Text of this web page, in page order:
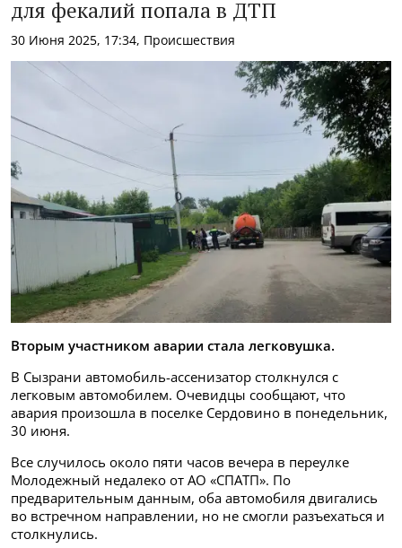
для фекалий попала в ДТП
30 Июня 2025, 17:34, Происшествия
Вторым участником аварии стала легковушка.
В Сызрани автомобиль-ассенизатор столкнулся с
легковым автомобилем. Очевидцы сообщают, что
авария произошла в поселке Сердовино в понедельник,
30 июня.
Все случилось около пяти часов вечера в переулке
Молодежный недалеко от АО «СПАТП». По
предварительным данным, оба автомобиля двигались
во встречном направлении, но не смогли разъехаться и
столкнулись.